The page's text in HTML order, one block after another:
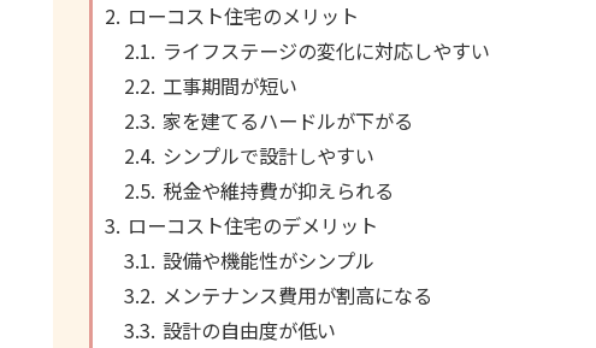
ローコスト住宅のメリット
ライフステージの変化に対応しやすい
工事期間が短い
家を建てるハードルが下がる
シンプルで設計しやすい
税金や維持費が抑えられる
ローコスト住宅のデメリット
設備や機能性がシンプル
メンテナンス費用が割高になる
設計の自由度が低い